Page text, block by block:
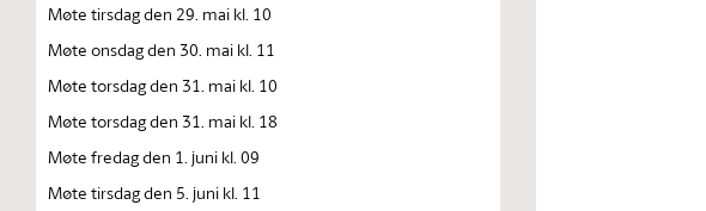
Møte tirsdag den 29. mai kl. 10
Møte onsdag den 30. mai kl. 11
Møte torsdag den 31. mai kl. 10
Møte torsdag den 31. mai kl. 18
Møte fredag den 1. juni kl. 09
Møte tirsdag den 5. juni kl. 11